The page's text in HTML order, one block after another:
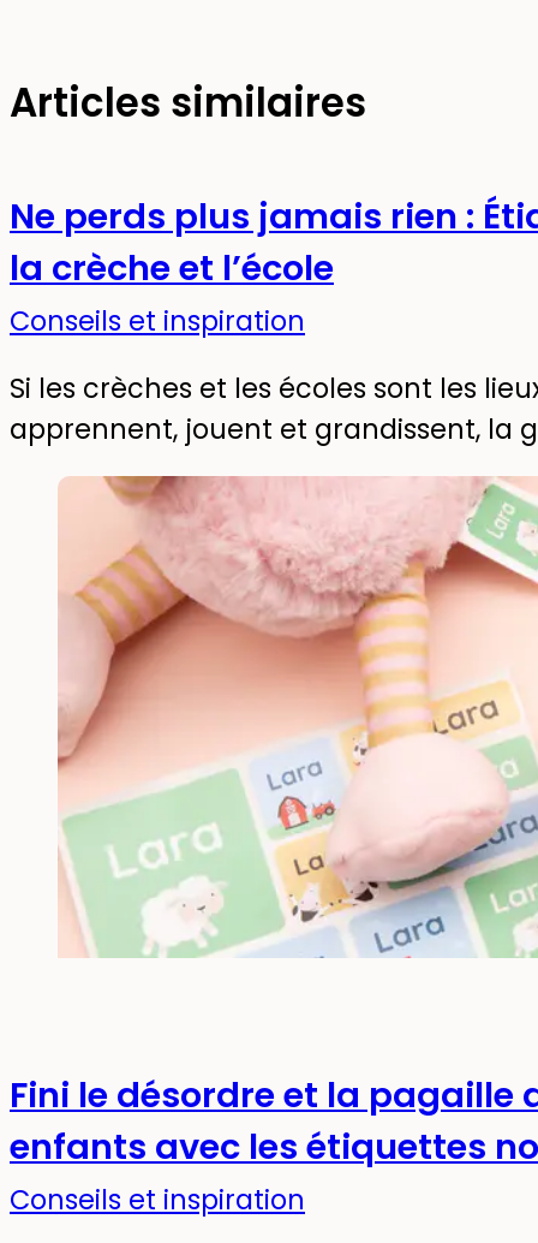
Articles similaires
Ne perds plus jamais rien :
la crèche et l’école
Conseils et inspiration
Si les crèches et les écoles sont les
apprennent, jouent et grandissent, la
Fini le désordre et la pagaille
enfants avec les étiquettes
Conseils et inspiration